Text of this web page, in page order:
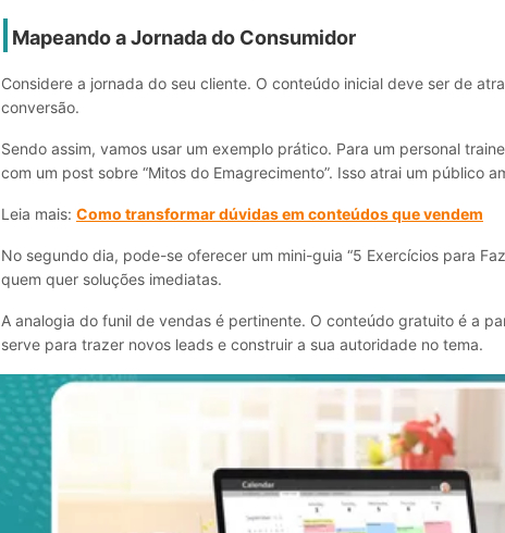
Mapeando a Jornada do Consumidor
Considere a jornada do seu cliente. O conteúdo inicial deve ser de
conversão.
Sendo assim, vamos usar um exemplo prático. Para um personal
com um post sobre “Mitos do Emagrecimento”. Isso atrai um público
Leia mais: Como transformar dúvidas em conteúdos que vendem
No segundo dia, pode-se oferecer um mini-guia “5 Exercícios para
quem quer soluções imediatas.
A analogia do funil de vendas é pertinente. O conteúdo gratuito é a
serve para trazer novos leads e construir a sua autoridade no tema.